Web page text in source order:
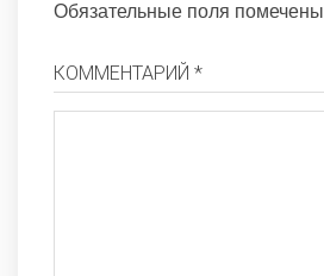
Обязательные поля помечены
КОММЕНТАРИЙ *